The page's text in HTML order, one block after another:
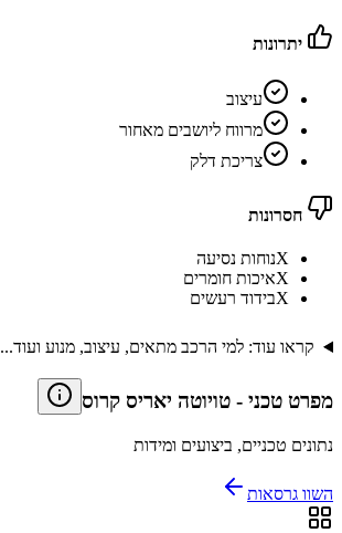
יתרונות
עיצוב
מרווח ליושבים מאחור
צריכת דלק
חסרונות
Xנוחות נסיעה
Xאיכות חומרים
Xבידוד רעשים
קראו עוד: למי הרכב מתאים, עיצוב, מנוע ועוד...
מפרט טכני - טויוטה יאריס קרוס
נתונים טכניים, ביצועים ומידות
השוו גרסאות